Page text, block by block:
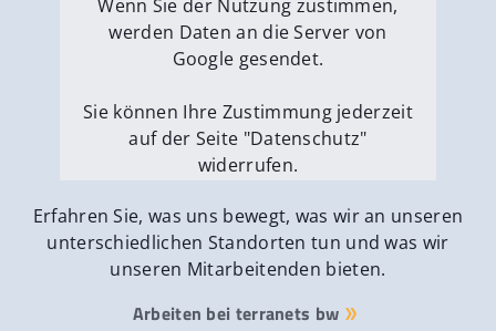
Wenn Sie der Nutzung zustimmen,
werden Daten an die Server von
Google gesendet.
Sie können Ihre Zustimmung jederzeit
auf der Seite "Datenschutz"
widerrufen.
Externe Medien erlauben
Erfahren Sie, was uns bewegt, was wir an unseren
unterschiedlichen Standorten tun und was wir
unseren Mitarbeitenden bieten.
Arbeiten bei terranets bw